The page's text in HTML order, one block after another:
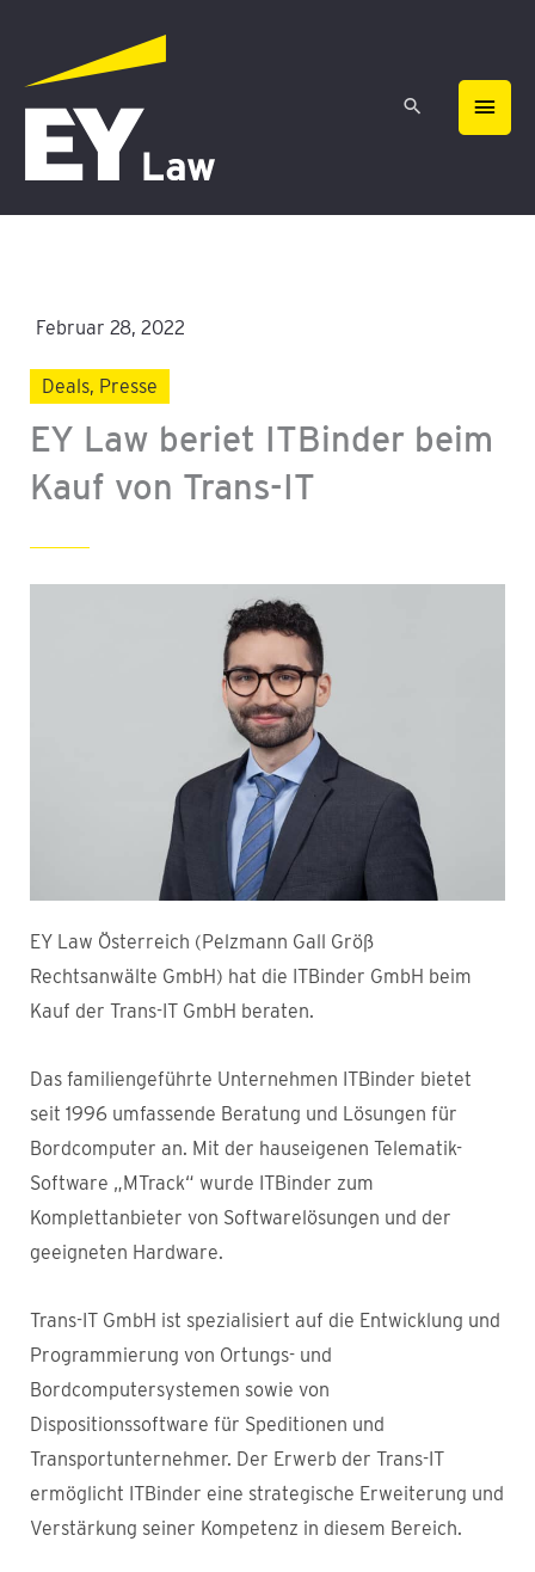
springen
Februar 28, 2022
Deals, Presse
EY Law beriet ITBinder beim
Kauf von Trans-IT
EY Law Österreich (Pelzmann Gall Größ
Rechtsanwälte GmbH) hat die ITBinder GmbH beim
Kauf der Trans-IT GmbH beraten.
Das familiengeführte Unternehmen ITBinder bietet
seit 1996 umfassende Beratung und Lösungen für
Bordcomputer an. Mit der hauseigenen Telematik-
Software „MTrack“ wurde ITBinder zum
Komplettanbieter von Softwarelösungen und der
geeigneten Hardware.
Trans-IT GmbH ist spezialisiert auf die Entwicklung und
Programmierung von Ortungs- und
Bordcomputersystemen sowie von
Dispositionssoftware für Speditionen und
Transportunternehmer. Der Erwerb der Trans-IT
ermöglicht ITBinder eine strategische Erweiterung und
Verstärkung seiner Kompetenz in diesem Bereich.